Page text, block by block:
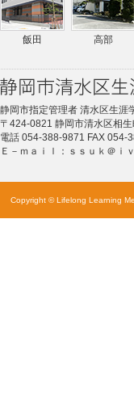
飯田 高部
静岡市指定管理者 清水区生涯
〒424-0821 静岡市清水区相
電話 054-388-9871 FAX 054-
Ｅ－ｍａｉｌ：ｓｓｕｋ＠ｉ
Copyright © Lifelong Learning